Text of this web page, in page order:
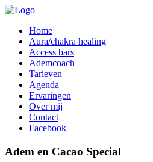
Home
Aura/chakra healing
Access bars
Ademcoach
Tarieven
Agenda
Ervaringen
Over mij
Contact
Facebook
Adem en Cacao Special